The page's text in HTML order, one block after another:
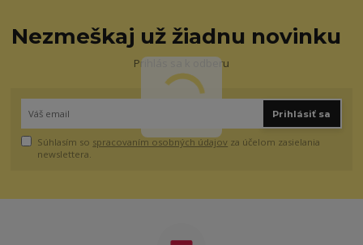
Nezmeškaj už žiadnu novinku
Prihlás sa k odberu
Prihlásiť sa
Súhlasím so spracovaním osobných údajov za účelom zasielania
newslettera.